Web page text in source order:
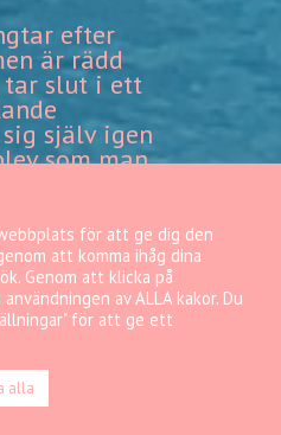
efter
är rädd
tar slut i ett
själv igen
som man
sig
amella grace
för att ge dig den
att komma ihåg dina
Genom att klicka på
av ALLA kakor. Du
för att ge ett
alla